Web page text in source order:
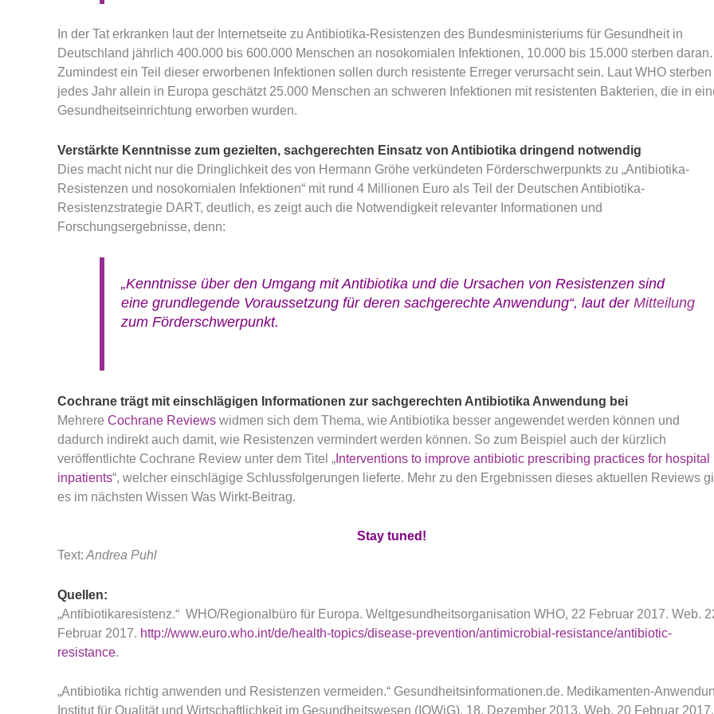
In der Tat erkranken laut der Internetseite zu Antibiotika-Resistenzen des Bundesministeriums für Gesundheit in
Deutschland jährlich 400.000 bis 600.000 Menschen an nosokomialen Infektionen, 10.000 bis 15.000 sterben daran.
Zumindest ein Teil dieser erworbenen Infektionen sollen durch resistente Erreger verursacht sein. Laut WHO sterben
jedes Jahr allein in Europa geschätzt 25.000 Menschen an schweren Infektionen mit resistenten Bakterien, die in
Gesundheitseinrichtung erworben wurden.
Verstärkte Kenntnisse zum gezielten, sachgerechten Einsatz von Antibiotika dringend notwendig
Dies macht nicht nur die Dringlichkeit des von Hermann Gröhe verkündeten Förderschwerpunkts zu „Antibiotika-
Resistenzen und nosokomialen Infektionen“ mit rund 4 Millionen Euro als Teil der Deutschen Antibiotika-
Resistenzstrategie DART, deutlich, es zeigt auch die Notwendigkeit relevanter Informationen und
Forschungsergebnisse, denn:
„Kenntnisse über den Umgang mit Antibiotika und die Ursachen von Resistenzen sind
eine grundlegende Voraussetzung für deren sachgerechte Anwendung“, laut der Mitteilung
zum Förderschwerpunkt.
Cochrane trägt mit einschlägigen Informationen zur sachgerechten Antibiotika Anwendung bei
Mehrere Cochrane Reviews widmen sich dem Thema, wie Antibiotika besser angewendet werden können und
dadurch indirekt auch damit, wie Resistenzen vermindert werden können. So zum Beispiel auch der kürzlich
veröffentlichte Cochrane Review unter dem Titel „ Interventions to improve antibiotic prescribing practices for hospital
inpatients“, welcher einschlägige Schlussfolgerungen lieferte. Mehr zu den Ergebnissen dieses aktuellen Reviews
es im nächsten Wissen Was Wirkt-Beitrag.
Stay tuned!
Text: Andrea Puhl
Quellen:
„Antibiotikaresistenz.“ WHO/Regionalbüro für Europa. Weltgesundheitsorganisation WHO, 22 Februar 2017. Web.
Februar 2017. http://www.euro.who.int/de/health-topics/disease-prevention/antimicrobial-resistance/antibiotic-
resistance.
„Antibiotika richtig anwenden und Resistenzen vermeiden.“ Gesundheitsinformationen.de. Medikamenten-
Institut für Qualität und Wirtschaftlichkeit im Gesundheitswesen (IQWiG), 18. Dezember 2013. Web. 20 Februar 2017.